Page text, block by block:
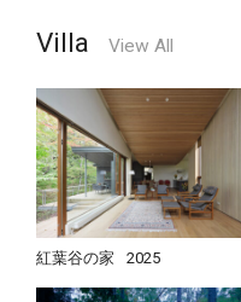
Villa View All
紅葉谷の家 2025